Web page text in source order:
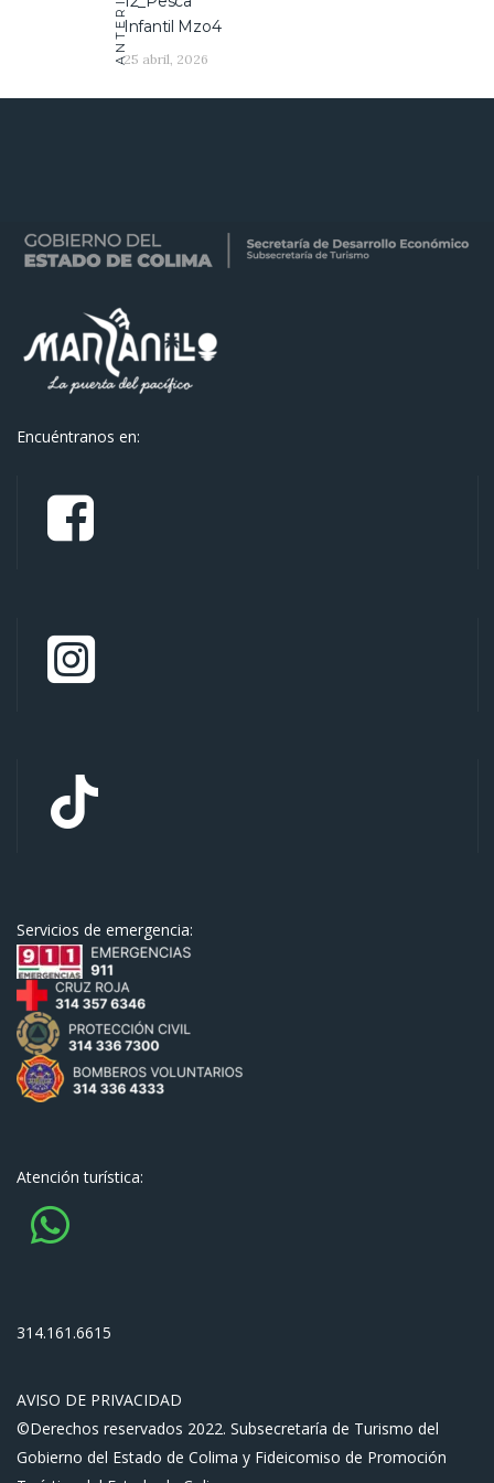
ANTERIORInfantil Mzo4
25 abril, 2026
Encuéntranos en:
Servicios de emergencia:
Atención turística:
314.161.6615
AVISO DE PRIVACIDAD
©Derechos reservados 2022. Subsecretaría de Turismo del
Gobierno del Estado de Colima y Fideicomiso de Promoción